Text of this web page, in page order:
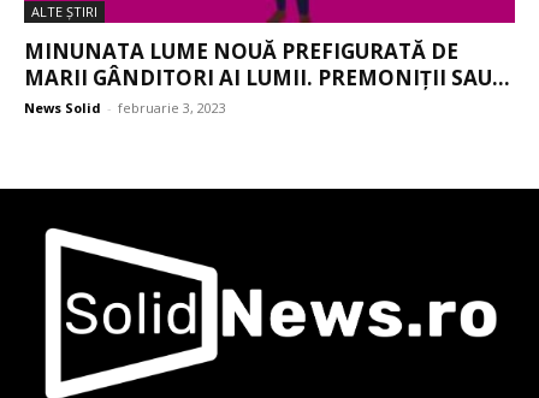
ALTE ŞTIRI
MINUNATA LUME NOUĂ PREFIGURATĂ DE
MARII GÂNDITORI AI LUMII. PREMONIȚII SAU...
News Solid - februarie 3, 2023